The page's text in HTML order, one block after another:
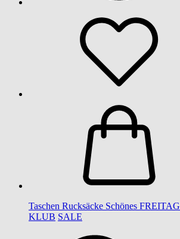
Taschen Rucksäcke Schönes FREITAG
KLUB SALE